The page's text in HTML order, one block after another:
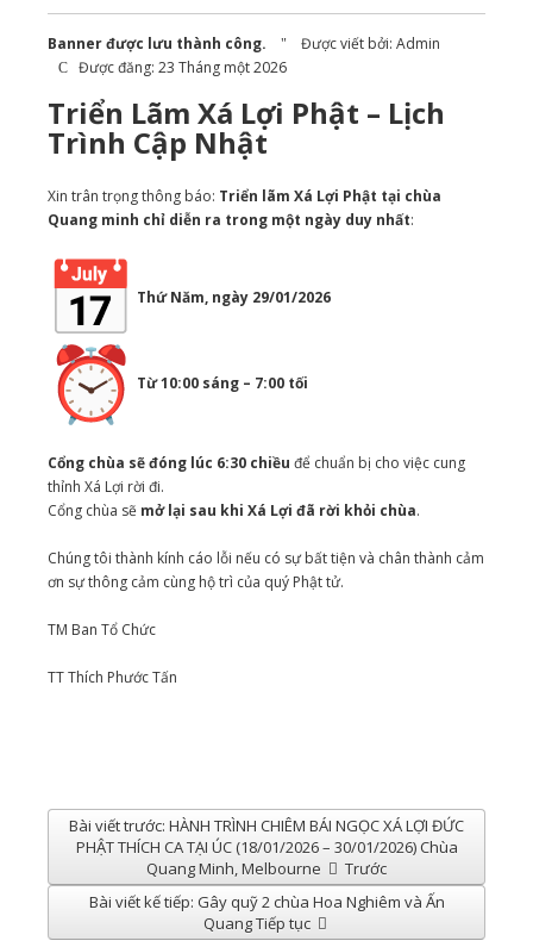
Banner được lưu thành công. Được viết bởi: Admin
Được đăng: 23 Tháng một 2026
Triển Lãm Xá Lợi Phật – Lịch
Trình Cập Nhật
Xin trân trọng thông báo: Triển lãm Xá Lợi Phật tại chùa
Quang minh chỉ diễn ra trong một ngày duy nhất:
Thứ Năm, ngày 29/01/2026
Từ 10:00 sáng – 7:00 tối
Cổng chùa sẽ đóng lúc 6:30 chiều để chuẩn bị cho việc cung
thỉnh Xá Lợi rời đi.
Cổng chùa sẽ mở lại sau khi Xá Lợi đã rời khỏi chùa.
Chúng tôi thành kính cáo lỗi nếu có sự bất tiện và chân thành cảm
ơn sự thông cảm cùng hộ trì của quý Phật tử.
TM Ban Tổ Chức
TT Thích Phước Tấn
Bài viết trước: HÀNH TRÌNH CHIÊM BÁI NGỌC XÁ LỢI ĐỨC
PHẬT THÍCH CA TẠI ÚC (18/01/2026 – 30/01/2026) Chùa
Quang Minh, Melbourne
Trước
Bài viết kế tiếp: Gây quỹ 2 chùa Hoa Nghiêm và Ấn
QuangTiếp tục